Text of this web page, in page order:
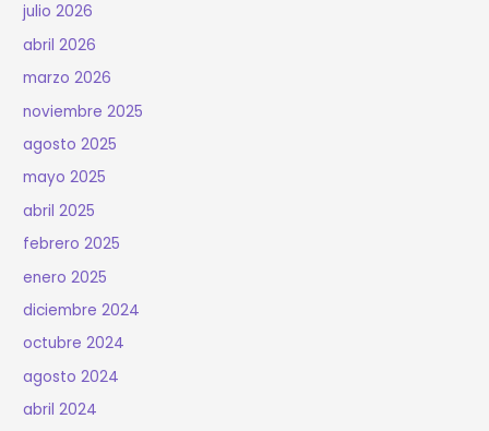
julio 2026
abril 2026
marzo 2026
noviembre 2025
agosto 2025
mayo 2025
abril 2025
febrero 2025
enero 2025
diciembre 2024
octubre 2024
agosto 2024
abril 2024